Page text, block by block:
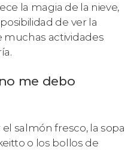
la magia de la nieve,
de ver la
muchas actividades
me debo
salmón fresco, la sopa
o los bollos de